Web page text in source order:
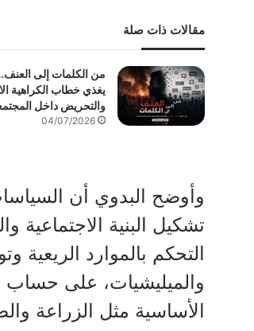
مقالات ذات صلة
من الكلمات إلى
يغذي خطاب الكراهية
والتحريض داخل
04/07/2026
وأوضح البدوي أن
تشكيل البنية الاجتماعية
التحكم بالموارد الريعية
والميليشيات، على حساب
الأساسية مثل الزراعة